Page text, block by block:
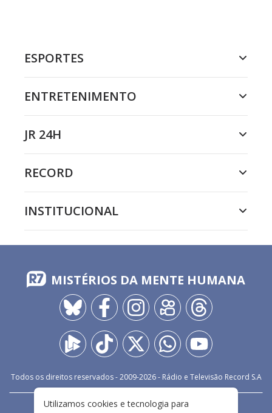
ESPORTES
ENTRETENIMENTO
JR 24H
RECORD
INSTITUCIONAL
MISTÉRIOS DA MENTE HUMANA
Todos os direitos reservados - 2009-2026- Rádio e Televisão Record S.A
PRIVACIDADE
Utilizamos cookies e tecnologia para